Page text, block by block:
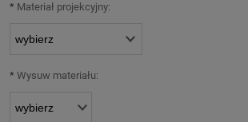
* Materiał projekcyjny:
* Wysuw materiału: